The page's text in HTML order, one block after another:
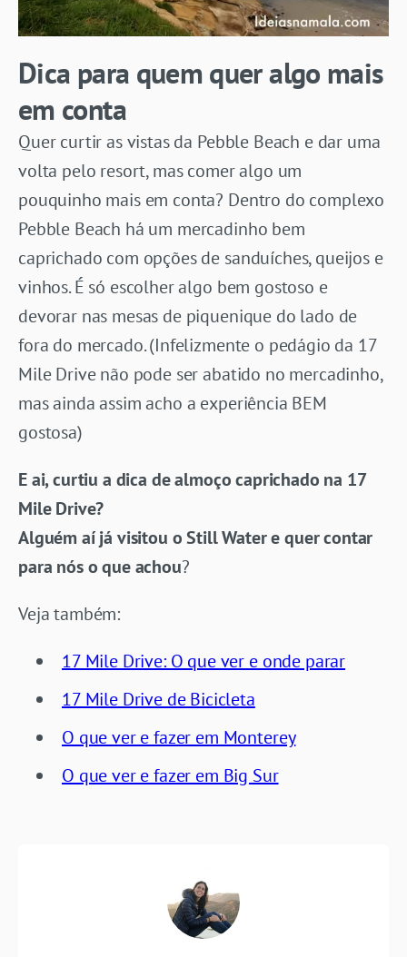
Dica para quem quer algo mais
em conta
Quer curtir as vistas da Pebble Beach e dar uma
volta pelo resort, mas comer algo um
pouquinho mais em conta? Dentro do complexo
Pebble Beach há um mercadinho bem
caprichado com opções de sanduíches, queijos e
vinhos. É só escolher algo bem gostoso e
devorar nas mesas de piquenique do lado de
fora do mercado. (Infelizmente o pedágio da 17
Mile Drive não pode ser abatido no mercadinho,
mas ainda assim acho a experiência BEM
gostosa)
E ai, curtiu a dica de almoço caprichado na 17
Mile Drive?
Alguém aí já visitou o Still Water e quer contar
para nós o que achou?
Veja também:
17 Mile Drive: O que ver e onde parar
17 Mile Drive de Bicicleta
O que ver e fazer em Monterey
O que ver e fazer em Big Sur